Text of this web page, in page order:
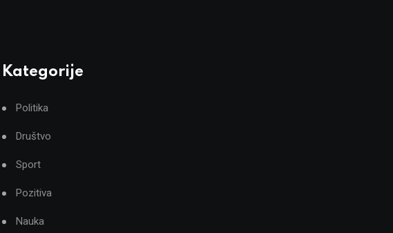
Kategorije
Politika
Društvo
Sport
Pozitiva
Nauka